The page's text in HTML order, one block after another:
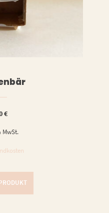
€
MwSt.